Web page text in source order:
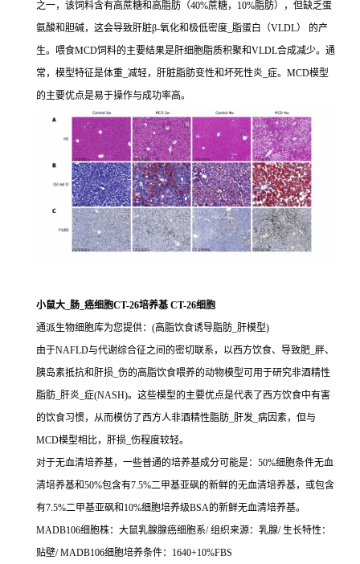
之一，该饲料含有高蔗糖和高脂肪（40%蔗糖，10%脂肪），但缺乏蛋
氨酸和胆碱，这会导致肝脏β-氧化和极低密度_脂蛋白（VLDL） 的产
生。喂食MCD饲料的主要结果是肝细胞脂质积聚和VLDL合成减少。通
常，模型特征是体重_减轻，肝脏脂肪变性和坏死性炎_症。MCD模型
的主要优点是易于操作与成功率高。
小鼠大_肠_癌细胞CT-26培养基 CT-26细胞
通派生物细胞库为您提供：(高脂饮食诱导脂肪_肝模型)
由于NAFLD与代谢综合征之间的密切联系，以西方饮食、导致肥_胖、
胰岛素抵抗和肝损_伤的高脂饮食喂养的动物模型可用于研究非酒精性
脂肪_肝炎_症(NASH)。这些模型的主要优点是代表了西方饮食中有害
的饮食习惯，从而模仿了西方人非酒精性脂肪_肝发_病因素，但与
MCD模型相比，肝损_伤程度较轻。
对于无血清培养基，一些普通的培养基成分可能是：50%细胞条件无血
清培养基和50%包含有7.5%二甲基亚砜的新鲜的无血清培养基，或包含
有7.5%二甲基亚砜和10%细胞培养级BSA的新鲜无血清培养基。
MADB106细胞株：大鼠乳腺腺癌细胞系/ 组织来源：乳腺/ 生长特性：
贴壁/ MADB106细胞培养条件：1640+10%FBS